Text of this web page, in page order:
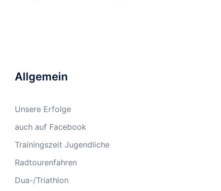
Allgemein
Unsere Erfolge
auch auf Facebook
Trainingszeit Jugendliche
Radtourenfahren
Dua-/Triathlon